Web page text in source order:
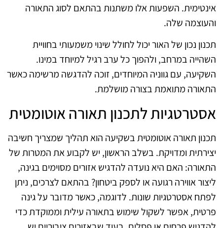
אינטימית. השפעות אלו משתנות בהתאם לסוג התאורה
והעוצמה שלה.
תכנון נכון של האור יכול לחולל שינוי משמעותי בחוויית
השהייה במרחב, ולהפוך כל ערב רגיל למיוחד במינו.
השקיעה, עם גווניה המיוחדים, זוכה להדגשה מרשימה כאשר
התאורה מתואמת בצורה מושלמת.
אסטרטגיות לתכנון תאורה אוטומטית
תכנון תאורה אוטומטית בשקיעה הוא תהליך שמצריך חשיבה
יצירתית ומדויקת. בשלב הראשון, יש לקבוע את המטרות של
התאורה: האם היא נועדה להדגיש אזורים מסוימים בגינה,
ליצור אווירה רגועה או לספק ביטחון? בהתאם לצרכים, ניתן
לפתח אסטרטגיות שונות. לדוגמה, כאשר מדובר על גינה
פרטית, אפשר לשקול שימוש בתאורה עילית וממוקדת כדי